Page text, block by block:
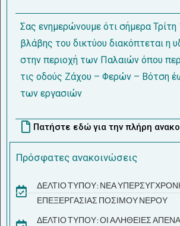
Σας ενημερώνουμε ότι σήμερα
βλάβης του δικτύου διακόπτεται η
στην περιοχή των Παλαιών όπου
τις οδούς Ζάχου – Φερών – Βότση
των εργασιών
Πατήστε εδώ για την πλήρη
Πρόσφατες ανακοινώσεις
ΔΕΛΤΙΟ ΤΥΠΟΥ: ΝΕΑ
ΕΠΕΞΕΡΓΑΣΙΑΣ ΠΟΣΙΜΟΥ ΝΕΡΟΥ
ΔΕΛΤΙΟ ΤΥΠΟΥ: ΟΙ ΑΛΗΘΕΙΕΣ